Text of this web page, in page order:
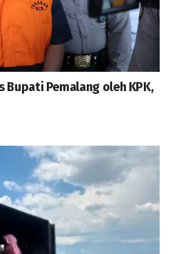
Bupati Pemalang oleh KPK,